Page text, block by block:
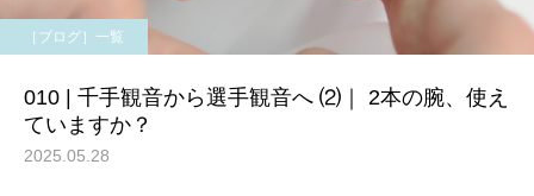
［ブログ］一覧
010 | 千手観音から選手観音へ ⑵｜ 2本の腕、使え
ていますか？
2025.05.28